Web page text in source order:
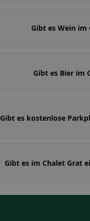
Gibt es Wein im
Gibt es Bier im
Gibt es kostenlose
Gibt es im Chalet Grat